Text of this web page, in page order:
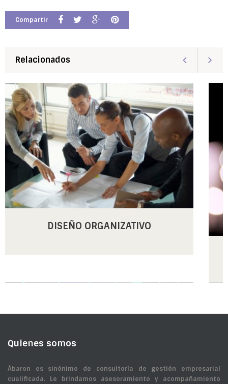
Compartir
Relacionados
DISEÑO ORGANIZATIVO
Quienes somos
Ábaron es sinónimo de consultoría de gestión empresarial
cualificada. Le brindamos asesoramiento y acompañamiento